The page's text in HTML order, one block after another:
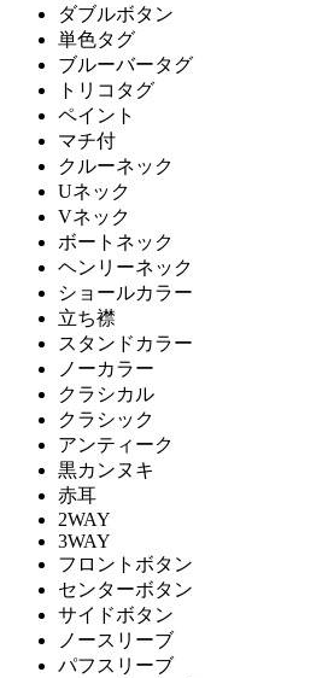
ダブルボタン
単色タグ
ブルーバータグ
トリコタグ
ペイント
マチ付
クルーネック
Uネック
Vネック
ボートネック
ヘンリーネック
ショールカラー
立ち襟
スタンドカラー
ノーカラー
クラシカル
クラシック
アンティーク
黒カンヌキ
赤耳
2WAY
3WAY
フロントボタン
センターボタン
サイドボタン
ノースリーブ
パフスリーブ